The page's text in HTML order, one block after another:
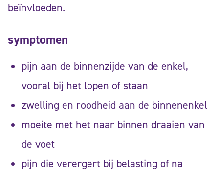
beïnvloeden.
symptomen
pijn aan de binnenzijde van de enkel,
vooral bij het lopen of staan
zwelling en roodheid aan de binnenenkel
moeite met het naar binnen draaien van
de voet
pijn die verergert bij belasting of na